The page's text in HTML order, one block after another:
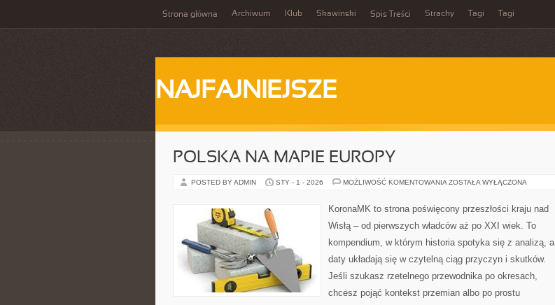
Strona główna Archiwum Klub Skawinski Spis Treści Strachy Tagi Tagi
NAJFAJNIEJSZE
POLSKA NA MAPIE EUROPY
POSTED BY ADMIN STY - 1 - 2026 MOŻLIWOŚĆ KOMENTOWANIA POLSKA
ZOSTAŁA WYŁĄCZONA
KoronaMK to strona poświęcony przeszłości kraju nad
Wisłą – od pierwszych władców aż po XXI wiek. To
kompendium, w którym historia spotyka się z analizą, a
daty układają się w czytelną ciąg przyczyn i skutków.
Jeśli szukasz rzetelnego przewodnika po okresach,
chcesz pojąć kontekst przemian albo po prostu